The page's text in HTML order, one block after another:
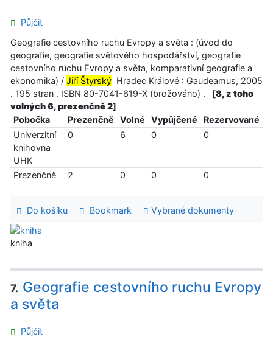
Půjčit
Geografie cestovního ruchu Evropy a světa : (úvod do
geografie, geografie světového hospodářství, geografie
cestovního ruchu Evropy a světa, komparativní geografie a
ekonomika) / Jiří Štyrský Hradec Králové : Gaudeamus, 2005
. 195 stran . ISBN 80-7041-619-X (brožováno) .
[8, z toho
volných 6, prezenčně 2]
Pobočka
Prezenčně Volné Vypůjčené
Rezervované
Univerzitní
knihovna
UHK
0 6 0 0
Prezenčně 2 0 0 0
Do košíku Bookmark Vybrané dokumenty
kniha
7. Geografie cestovního ruchu Evropy
a světa
Půjčit